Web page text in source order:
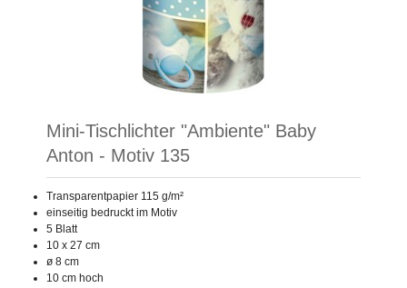
Mini-Tischlichter "Ambiente" Baby
Anton - Motiv 135
Transparentpapier 115 g/m²
einseitig bedruckt im Motiv
5 Blatt
10 x 27 cm
ø 8 cm
10 cm hoch